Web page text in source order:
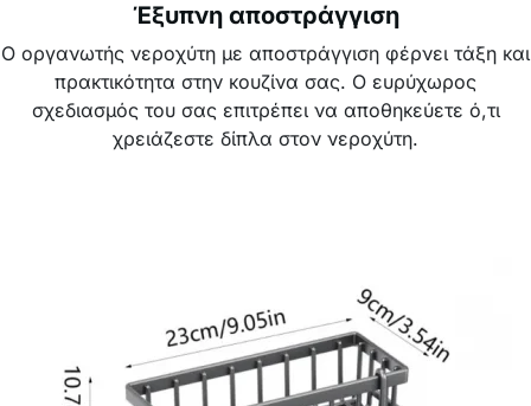
Έξυπνη αποστράγγιση
Ο οργανωτής νεροχύτη με αποστράγγιση φέρνει τάξη και
πρακτικότητα στην κουζίνα σας. Ο ευρύχωρος
σχεδιασμός του σας επιτρέπει να αποθηκεύετε ό,τι
χρειάζεστε δίπλα στον νεροχύτη.